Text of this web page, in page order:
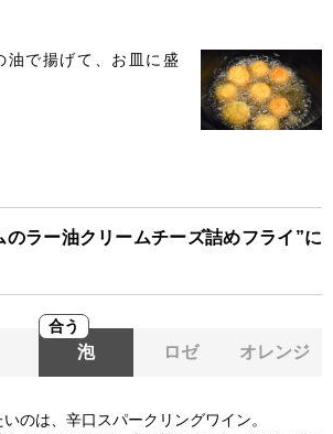
で揚げて、お皿に盛
のラー油クリームチーズ詰めフライ”に
合う
泡 ロゼ オレンジ
のは、辛口スパークリングワイン。